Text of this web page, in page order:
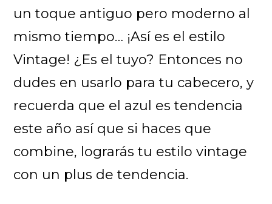
un toque antiguo pero moderno al
mismo tiempo… ¡Así es el estilo
Vintage! ¿Es el tuyo? Entonces no
dudes en usarlo para tu cabecero, y
recuerda que el azul es tendencia
este año así que si haces que
combine, lograrás tu estilo vintage
con un plus de tendencia.